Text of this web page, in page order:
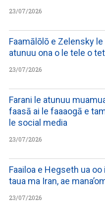
23/07/2026
Faamālōlō e Zelensky le
atunuu ona o le tele o
23/07/2026
Farani le atunuu
faasā ai le faaaogā e
le social media
23/07/2026
Faailoa e Hegseth ua
taua ma Iran, ae
23/07/2026